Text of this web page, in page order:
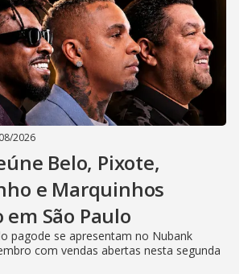
2026
Belo, Pixote,
e Marquinhos
em São Paulo
pagode se apresentam no Nubank
com vendas abertas nesta segunda